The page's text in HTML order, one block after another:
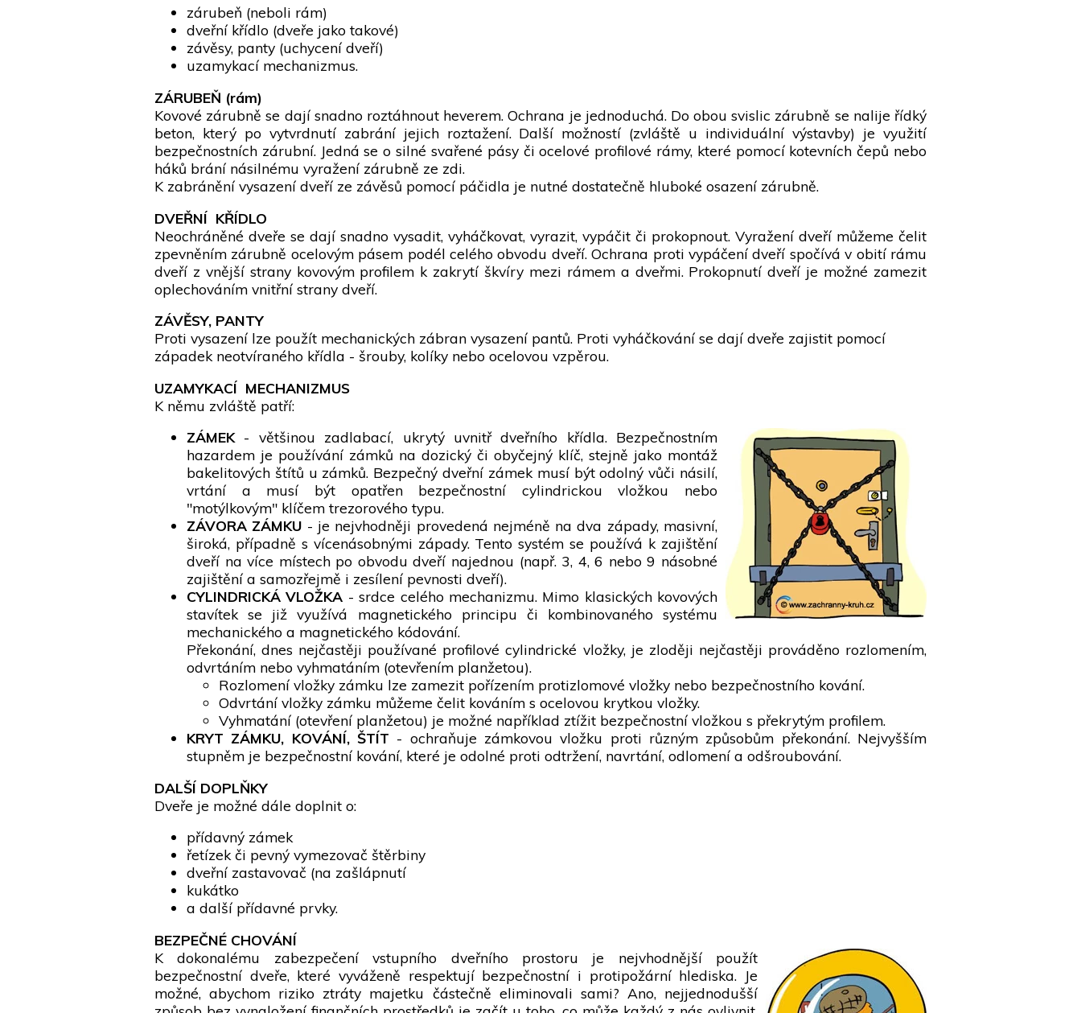
zárubeň (neboli rám)
dveřní křídlo (dveře jako takové)
závěsy, panty (uchycení dveří)
uzamykací mechanizmus.
ZÁRUBEŇ (rám)
Kovové zárubně se dají snadno roztáhnout heverem. Ochrana je jednoduchá. Do obou svislic zárubně se nalije řídký
beton, který po vytvrdnutí zabrání jejich roztažení. Další možností (zvláště u individuální výstavby) je využití
bezpečnostních zárubní. Jedná se o silné svařené pásy či ocelové profilové rámy, které pomocí kotevních čepů nebo
háků brání násilnému vyražení zárubně ze zdi.
K zabránění vysazení dveří ze závěsů pomocí páčidla je nutné dostatečně hluboké osazení zárubně.
DVEŘNÍ KŘÍDLO
Neochráněné dveře se dají snadno vysadit, vyháčkovat, vyrazit, vypáčit či prokopnout. Vyražení dveří můžeme čelit
zpevněním zárubně ocelovým pásem podél celého obvodu dveří. Ochrana proti vypáčení dveří spočívá v obití rámu
dveří z vnější strany kovovým profilem k zakrytí škvíry mezi rámem a dveřmi. Prokopnutí dveří je možné zamezit
oplechováním vnitřní strany dveří.
ZÁVĚSY, PANTY
Proti vysazení lze použít mechanických zábran vysazení pantů. Proti vyháčkování se dají dveře zajistit pomocí
západek neotvíraného křídla - šrouby, kolíky nebo ocelovou vzpěrou.
UZAMYKACÍ MECHANIZMUS
K němu zvláště patří:
ZÁMEK- většinou zadlabací, ukrytý uvnitř dveřního křídla. Bezpečnostním
hazardem je používání zámků na dozický či obyčejný klíč, stejně jako montáž
bakelitových štítů u zámků. Bezpečný dveřní zámek musí být odolný vůči násilí,
vrtání a musí být opatřen bezpečnostní cylindrickou vložkou nebo
"motýlkovým" klíčem trezorového typu.
ZÁVORA ZÁMKU - je nejvhodněji provedená nejméně na dva západy, masivní,
široká, případně s vícenásobnými západy. Tento systém se používá k zajištění
dveří na více místech po obvodu dveří najednou (např. 3, 4, 6 nebo 9 násobné
zajištění a samozřejmě i zesílení pevnosti dveří).
CYLINDRICKÁ VLOŽKA - srdce celého mechanizmu. Mimo klasických kovových
stavítek se již využívá magnetického principu či kombinovaného systému
mechanického a magnetického kódování.
Překonání, dnes nejčastěji používané profilové cylindrické vložky, je zloději nejčastěji prováděno rozlomením,
odvrtáním nebo vyhmatáním (otevřením planžetou).
Rozlomení vložky zámku lze zamezit pořízením protizlomové vložky nebo bezpečnostního kování.
Odvrtání vložky zámku můžeme čelit kováním s ocelovou krytkou vložky.
Vyhmatání (otevření planžetou) je možné například ztížit bezpečnostní vložkou s překrytým profilem.
KRYT ZÁMKU, KOVÁNÍ, ŠTÍT - ochraňuje zámkovou vložku proti různým způsobům překonání. Nejvyšším
stupněm je bezpečnostní kování, které je odolné proti odtržení, navrtání, odlomení a odšroubování.
DALŠÍ DOPLŇKY
Dveře je možné dále doplnit o:
přídavný zámek
řetízek či pevný vymezovač štěrbiny
dveřní zastavovač (na zašlápnutí
kukátko
a další přídavné prvky.
BEZPEČNÉ CHOVÁNÍ
K dokonalému zabezpečení vstupního dveřního prostoru je nejvhodnější použít
bezpečnostní dveře, které vyváženě respektují bezpečnostní i protipožární hlediska. Je
možné, abychom riziko ztráty majetku částečně eliminovali sami? Ano, nejjednodušší